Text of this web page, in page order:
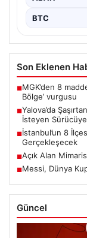
BTC
Son Eklenen
■MGK’den 8
Bölge’ vurgusu
■Yalova’da
İsteyen
■İstanbul’un 8
Gerçekleşecek
■Açık Alan
■Messi, Dünya
Güncel